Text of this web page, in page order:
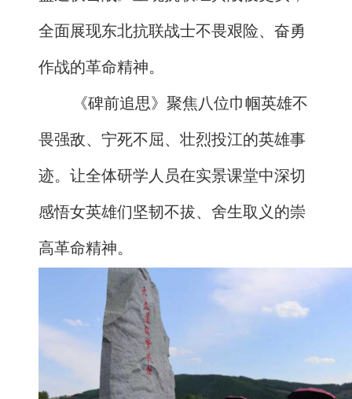
全面展现东北抗联战士不畏艰险、奋勇
作战的革命精神。
《碑前追思》聚焦八位巾帼英雄不
畏强敌、宁死不屈、壮烈投江的英雄事
迹。让全体研学人员在实景课堂中深切
感悟女英雄们坚韧不拔、舍生取义的崇
高革命精神。